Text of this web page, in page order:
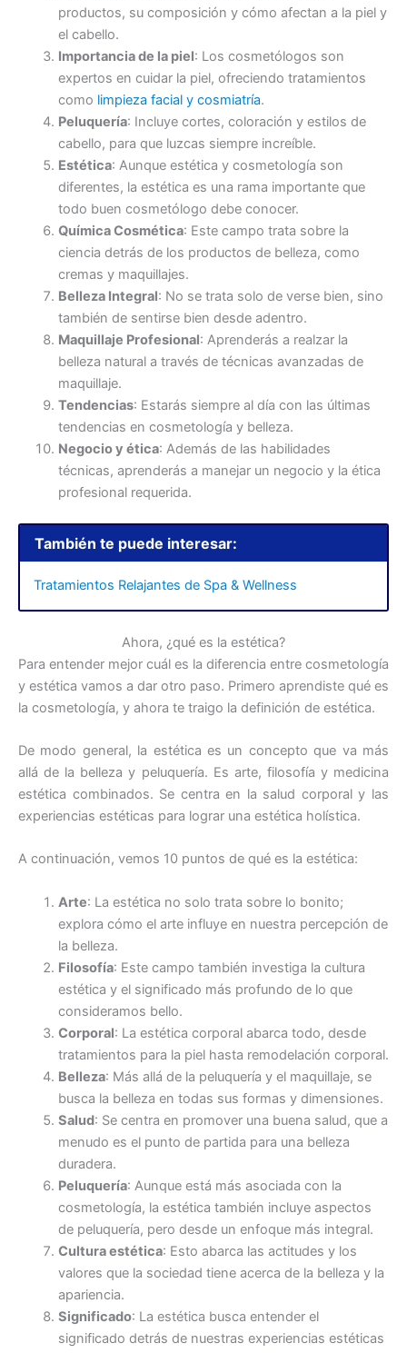
productos, su composición y cómo afectan a la piel y
el cabello.
Importancia de la piel: Los cosmetólogos son
expertos en cuidar la piel, ofreciendo tratamientos
como limpieza facial y cosmiatría.
Peluquería: Incluye cortes, coloración y estilos de
cabello, para que luzcas siempre increíble.
Estética: Aunque estética y cosmetología son
diferentes, la estética es una rama importante que
todo buen cosmetólogo debe conocer.
Química Cosmética: Este campo trata sobre la
ciencia detrás de los productos de belleza, como
cremas y maquillajes.
Belleza Integral: No se trata solo de verse bien, sino
también de sentirse bien desde adentro.
Maquillaje Profesional: Aprenderás a realzar la
belleza natural a través de técnicas avanzadas de
maquillaje.
Tendencias: Estarás siempre al día con las últimas
tendencias en cosmetología y belleza.
Negocio y ética: Además de las habilidades
técnicas, aprenderás a manejar un negocio y la ética
profesional requerida.
También te puede interesar:
Tratamientos Relajantes de Spa & Wellness
Ahora, ¿qué es la estética?
Para entender mejor cuál es la diferencia entre cosmetología
y estética vamos a dar otro paso. Primero aprendiste qué es
la cosmetología, y ahora te traigo la definición de estética.
De modo general, la estética es un concepto que va más
allá de la belleza y peluquería. Es arte, filosofía y medicina
estética combinados. Se centra en la salud corporal y las
experiencias estéticas para lograr una estética holística.
A continuación, vemos 10 puntos de qué es la estética:
Arte: La estética no solo trata sobre lo bonito;
explora cómo el arte influye en nuestra percepción de
la belleza.
Filosofía: Este campo también investiga la cultura
estética y el significado más profundo de lo que
consideramos bello.
Corporal: La estética corporal abarca todo, desde
tratamientos para la piel hasta remodelación corporal.
Belleza: Más allá de la peluquería y el maquillaje, se
busca la belleza en todas sus formas y dimensiones.
Salud: Se centra en promover una buena salud, que a
menudo es el punto de partida para una belleza
duradera.
Peluquería: Aunque está más asociada con la
cosmetología, la estética también incluye aspectos
de peluquería, pero desde un enfoque más integral.
Cultura estética: Esto abarca las actitudes y los
valores que la sociedad tiene acerca de la belleza y la
apariencia.
Significado: La estética busca entender el
significado detrás de nuestras experiencias estéticas